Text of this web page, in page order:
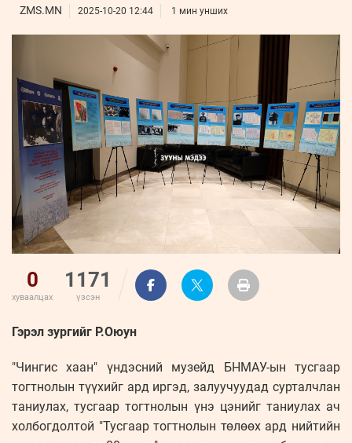
Бүртгүүлэх
Нэвтрэх
Бизнес
Leaderships
forum
ФОТО
УРЛАГ
ТӨВ
ZUUNII
MEDEE
WEEKLY
ZMS.MN 2025-10-20 12:44 1 мин унших
0
хуваалцах
1171
үзсэн
Гэрэл зургийг Р.Оюун
"Чингис хаан" үндэсний музейд БНМАУ-ын тусгаар
тогтнолын түүхийг ард иргэд, залуучуудад сурталчлан
таниулах, тусгаар тогтнолын үнэ цэнийг таниулах ач
холбогдолтой "Тусгаар тогтнолын төлөөх ард нийтийн